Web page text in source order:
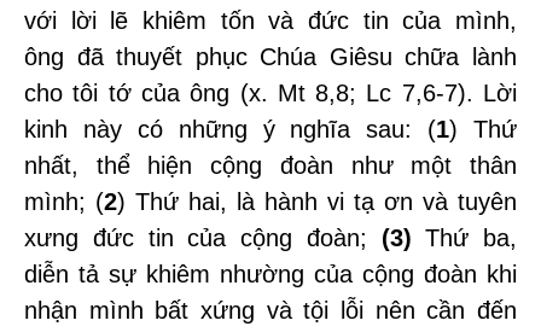
với lời lẽ khiêm tốn và đức tin của mình,
ông đã thuyết phục Chúa Giêsu chữa lành
cho tôi tớ của ông (x. Mt 8,8; Lc 7,6-7). Lời
kinh này có những ý nghĩa sau: (1) Thứ
nhất, thể hiện cộng đoàn như một thân
mình; (2) Thứ hai, là hành vi tạ ơn và tuyên
xưng đức tin của cộng đoàn; (3) Thứ ba,
diễn tả sự khiêm nhường của cộng đoàn khi
nhận mình bất xứng và tội lỗi nên cần đến